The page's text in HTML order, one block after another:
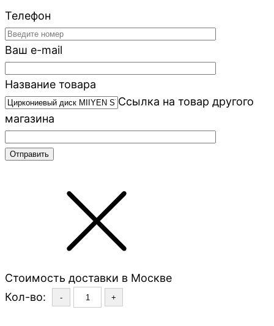
Телефон
Ваш e-mail
Название товара
Ссылка на товар другого
магазина
Стоимость доставки в Москве
Кол-во:
- +